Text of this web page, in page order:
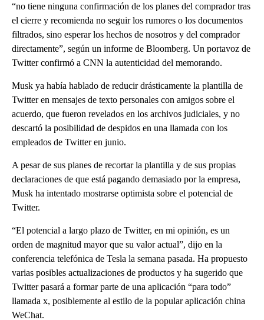
“no tiene ninguna confirmación de los planes del comprador tras
el cierre y recomienda no seguir los rumores o los documentos
filtrados, sino esperar los hechos de nosotros y del comprador
directamente”, según un informe de Bloomberg. Un portavoz de
Twitter confirmó a CNN la autenticidad del memorando.
Musk ya había hablado de reducir drásticamente la plantilla de
Twitter en mensajes de texto personales con amigos sobre el
acuerdo, que fueron revelados en los archivos judiciales, y no
descartó la posibilidad de despidos en una llamada con los
empleados de Twitter en junio.
A pesar de sus planes de recortar la plantilla y de sus propias
declaraciones de que está pagando demasiado por la empresa,
Musk ha intentado mostrarse optimista sobre el potencial de
Twitter.
“El potencial a largo plazo de Twitter, en mi opinión, es un
orden de magnitud mayor que su valor actual”, dijo en la
conferencia telefónica de Tesla la semana pasada. Ha propuesto
varias posibles actualizaciones de productos y ha sugerido que
Twitter pasará a formar parte de una aplicación “para todo”
llamada x, posiblemente al estilo de la popular aplicación china
WeChat.